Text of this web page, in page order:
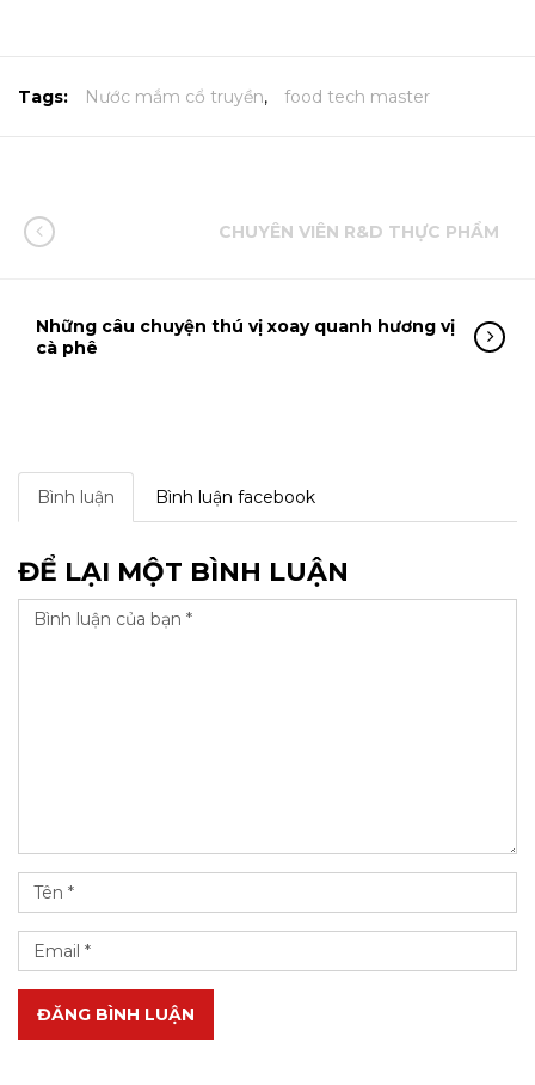
Tags: Nước mắm cổ truyền, food tech master
CHUYÊN VIÊN R&D THỰC PHẨM
Những câu chuyện thú vị xoay quanh hương vị
cà phê
Bình luận Bình luận facebook
ĐỂ LẠI MỘT BÌNH LUẬN
ĐĂNG BÌNH LUẬN